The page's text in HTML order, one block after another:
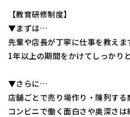
【教育研修制度】
▼まずは…
先輩や店長が丁寧に仕事を教えま
1年以上の期間をかけてしっかり
▼さらに…
店舗ごとで売り場作り・陳列す
コンビニで働く面白さや奥深さ